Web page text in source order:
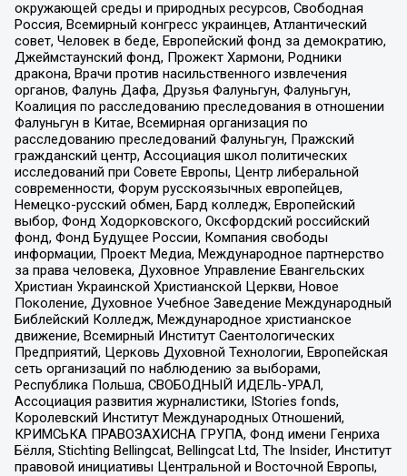
окружающей среды и природных ресурсов, Свободная
Россия, Всемирный конгресс украинцев, Атлантический
совет, Человек в беде, Европейский фонд за демократию,
Джеймстаунский фонд, Прожект Хармони, Родники
дракона, Врачи против насильственного извлечения
органов, Фалунь Дафа, Друзья Фалуньгун, Фалуньгун,
Коалиция по расследованию преследования в отношении
Фалуньгун в Китае, Всемирная организация по
расследованию преследований Фалуньгун, Пражский
гражданский центр, Ассоциация школ политических
исследований при Совете Европы, Центр либеральной
современности, Форум русскоязычных европейцев,
Немецко-русский обмен, Бард колледж, Европейский
выбор, Фонд Ходорковского, Оксфордский российский
фонд, Фонд Будущее России, Компания свободы
информации, Проект Медиа, Международное партнерство
за права человека, Духовное Управление Евангельских
Христиан Украинской Христианской Церкви, Новое
Поколение, Духовное Учебное Заведение Международный
Библейский Колледж, Международное христианское
движение, Всемирный Институт Саентологических
Предприятий, Церковь Духовной Технологии, Европейская
сеть организаций по наблюдению за выборами,
Республика Польша, СВОБОДНЫЙ ИДЕЛЬ-УРАЛ,
Ассоциация развития журналистики, IStories fonds,
Королевский Институт Международных Отношений,
КРИМСЬКА ПРАВОЗАХИСНА ГРУПА, Фонд имени Генриха
Бёлля, Stichting Bellingcat, Bellingcat Ltd, The Insider, Институт
правовой инициативы Центральной и Восточной Европы,